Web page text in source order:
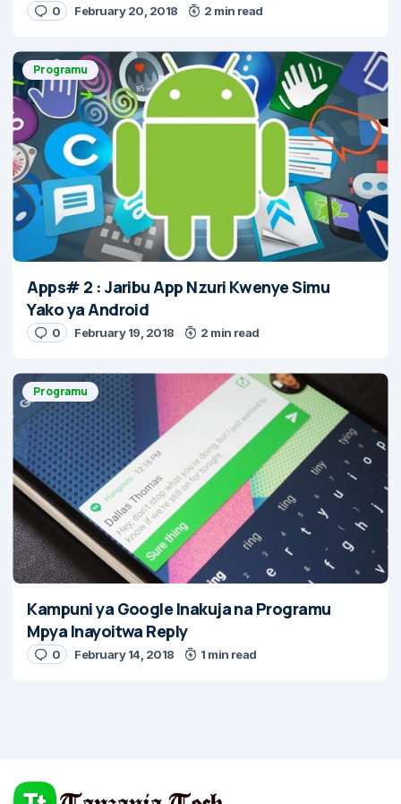
0 February 20, 2018 2 min read
Programu
Apps# 2 : Jaribu App Nzuri Kwenye Simu
Yako ya Android
0 February 19, 2018 2 min read
Programu
Kampuni ya Google Inakuja na Programu
Mpya Inayoitwa Reply
0 February 14, 2018 1 min read